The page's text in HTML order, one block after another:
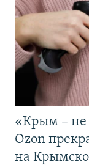
«Крым – не
Ozon
на